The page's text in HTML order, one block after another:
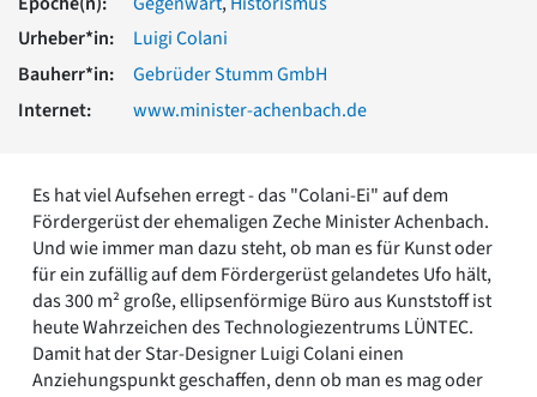
Romanik
Vorromanik
Römische Antike
Über uns
Freunde & Förderer
Kontakt
Impressum
Datenschutz
Suchbegriff eingeben
Urheber*in:
Luigi Colani
Bauherr*in:
Gebrüder Stumm GmbH
Internet:
www.minister-achenbach.de
Es hat viel Aufsehen erregt - das "Colani-Ei" auf dem
Fördergerüst der ehemaligen Zeche Minister Achenbach.
Und wie immer man dazu steht, ob man es für Kunst oder
für ein zufällig auf dem Fördergerüst gelandetes Ufo hält,
das 300 m² große, ellipsenförmige Büro aus Kunststoff ist
heute Wahrzeichen des Technologiezentrums LÜNTEC.
Damit hat der Star-Designer Luigi Colani einen
Anziehungspunkt geschaffen, denn ob man es mag oder